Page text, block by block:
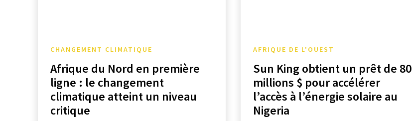
CHANGEMENT CLIMATIQUE
Afrique du Nord en première
ligne : le changement
climatique atteint un niveau
critique
AFRIQUE DE L'OUEST
Sun King obtient un prêt de 80
millions $ pour accélérer
l’accès à l’énergie solaire au
Nigeria